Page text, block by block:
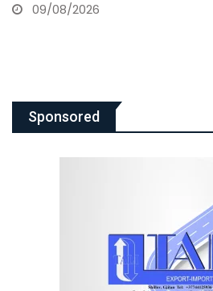
09/08/2026
Sponsored